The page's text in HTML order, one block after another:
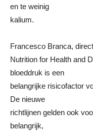
en te weinig
kalium.
Francesco Branca,
Nutrition for Health and
bloeddruk is een
belangrijke risicofactor
De nieuwe
richtlijnen gelden ook
belangrijk,